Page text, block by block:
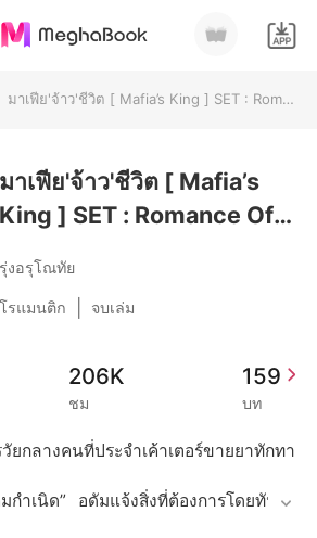
มาเฟีย​'จ้าว'ชีวิต [ Mafia’s King ] SET : Romance Of Mafia 2nd
0
มาเฟีย​'จ้าว'ชีวิต [ Mafia’s
King ] SET : Romance Of
รุ่งอรุโณทัย
โรแมนติก จบเล่ม
206K
ชม
159
บท
ยกลางคนที่ประจำเค้าเตอร์ขายยาทักทา
ำเนิด” อดัมแจ้งสิ่งที่ต้องการโดยทันที